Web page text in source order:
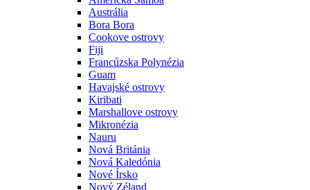
Austrália
Bora Bora
Cookove ostrovy
Fiji
Francúzska Polynézia
Guam
Havajské ostrovy
Kiribati
Marshallove ostrovy
Mikronézia
Nauru
Nová Británia
Nová Kaledónia
Nové Írsko
Nový Zéland